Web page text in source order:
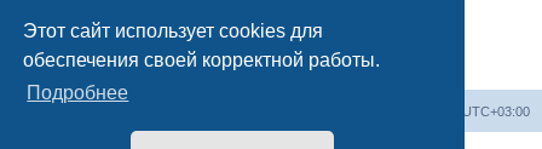
Этот сайт использует cookies для
обеспечения своей корректной работы.
Подробнее
Выне можетеотвечать на сообщения
Выне можетередактировать свои сообщения
Выне можетеудалять свои сообщения
добавлять вложения
UTC+03:00